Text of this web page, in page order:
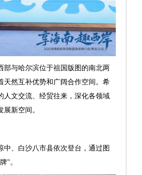
部与哈尔滨位于祖国版图的南北两
天然互补优势和广阔合作空间。希
人文交流、经贸往来，深化各领域
新空间。
、白沙八市县依次登台，通过图
”。